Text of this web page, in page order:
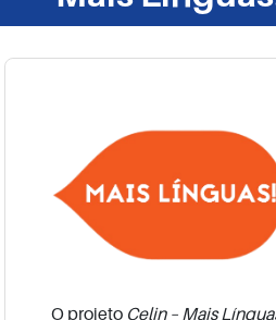
O projeto Celin – Mais